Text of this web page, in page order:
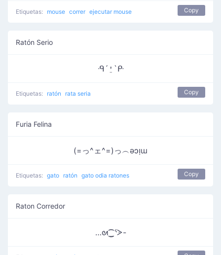
Etiquetas: mouse correr ejecutar mouse Copy
Ratón Serio
ᑴ´⍘`ᑷ
Etiquetas: ratón rata seria Copy
Furia Felina
(=っ^ェ^=)っ︵ǝɔᴉɯ
Etiquetas: gato ratón gato odia ratones Copy
Raton Corredor
…ᘛ⁐̤ᕐᐷ-